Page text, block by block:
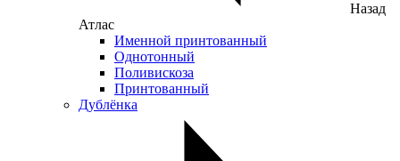
Назад
Атлас
Именной принтованный
Однотонный
Поливискоза
Принтованный
Дублёнка